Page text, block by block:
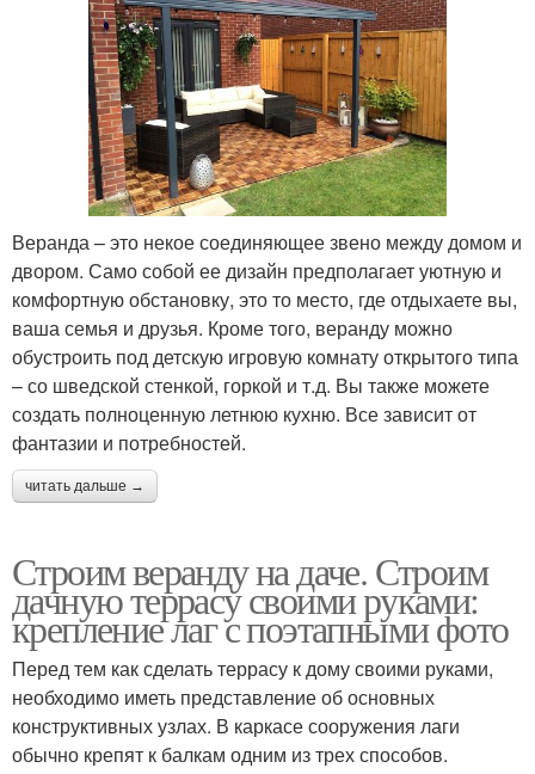
Веранда – это некое соединяющее звено между домом и
двором. Само собой ее дизайн предполагает уютную и
комфортную обстановку, это то место, где отдыхаете вы,
ваша семья и друзья. Кроме того, веранду можно
обустроить под детскую игровую комнату открытого типа
– со шведской стенкой, горкой и т.д. Вы также можете
создать полноценную летнюю кухню. Все зависит от
фантазии и потребностей.
читать дальше →
Строим веранду на даче. Строим
дачную террасу своими руками:
крепление лаг с поэтапными фото
Перед тем как сделать террасу к дому своими руками,
необходимо иметь представление об основных
конструктивных узлах. В каркасе сооружения лаги
обычно крепят к балкам одним из трех способов.